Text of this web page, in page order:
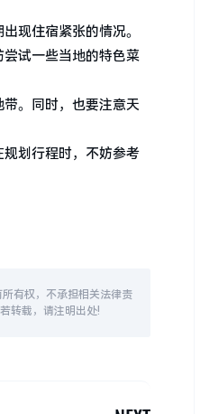
现住宿紧张的情况。
试一些当地的特色菜
。同时，也要注意天
划行程时，不妨参考
有权，不承担相关法律责
转载，请注明出处!